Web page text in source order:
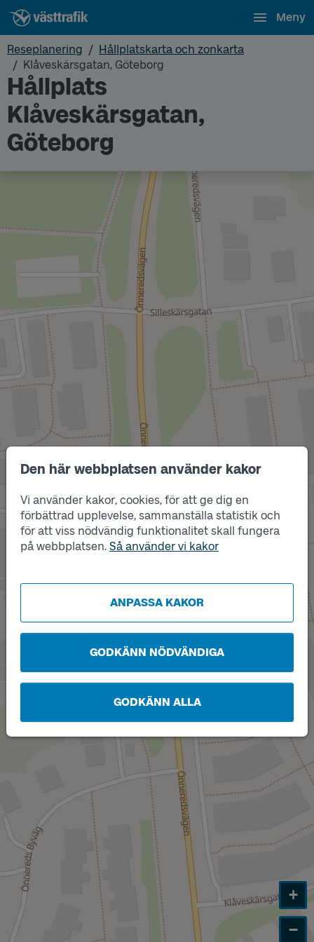
Den här webbplatsen använder kakor
Vi använder kakor, cookies, för att ge dig en
förbättrad upplevelse, sammanställa statistik och
för att viss nödvändig funktionalitet skall fungera
på webbplatsen. Så använder vi kakor
ANPASSA KAKOR
GODKÄNN NÖDVÄNDIGA
GODKÄNN ALLA
Meny
Reseplanering
Hållplatskarta och zonkarta
Klåveskärsgatan, Göteborg
Hållplats
Klåveskärsgatan,
Göteborg
Läge
A
Läge
+
−